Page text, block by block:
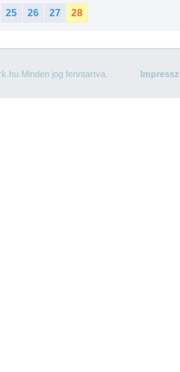
25 26 27 28
Minden jog fenntartva.